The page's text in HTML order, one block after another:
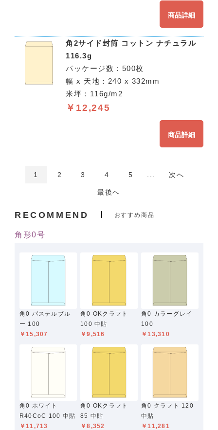
商品詳細
角2サイド封筒 コットン ナチュラル
116.3g
パッケージ数：500枚
幅 x 天地：240 x 332mm
米坪：116g/m2
￥12,245
商品詳細
1 2 3 4 5 次へ
最後へ
RECOMMEND おすすめ商品
角形0号
角0 パステルブル
ー 100
￥15,307
角0 OKクラフト
100 中貼
￥9,516
角0 カラーグレイ
100
￥13,310
角0 ホワイト
R40CoC 100 中貼
￥11,713
角0 OKクラフト
85 中貼
￥8,352
角0 クラフト 120
中貼
￥11,281